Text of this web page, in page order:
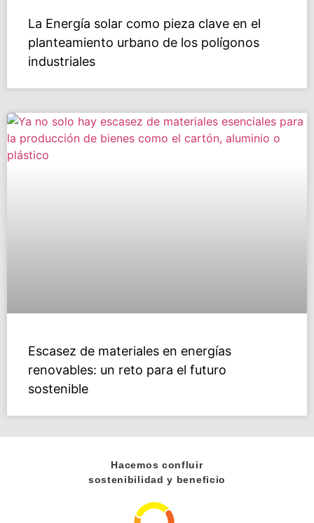
La Energía solar como pieza clave en el
planteamiento urbano de los polígonos
industriales
Escasez de materiales en energías
renovables: un reto para el futuro
sostenible
Hacemos confluir
sostenibilidad y beneficio